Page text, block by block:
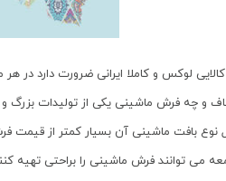
لوکس و کاملا ایرانی ضرورت دارد در
و چه فرش ماشینی یکی از تولیدات بزرگ
بافت ماشینی آن بسیار کمتر از قیمت
می توانند فرش ماشینی را براحتی تهیه